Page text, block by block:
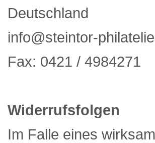
Deutschland
info@steintor-
Fax: 0421 / 4984271
Widerrufsfolgen
Im Falle eines